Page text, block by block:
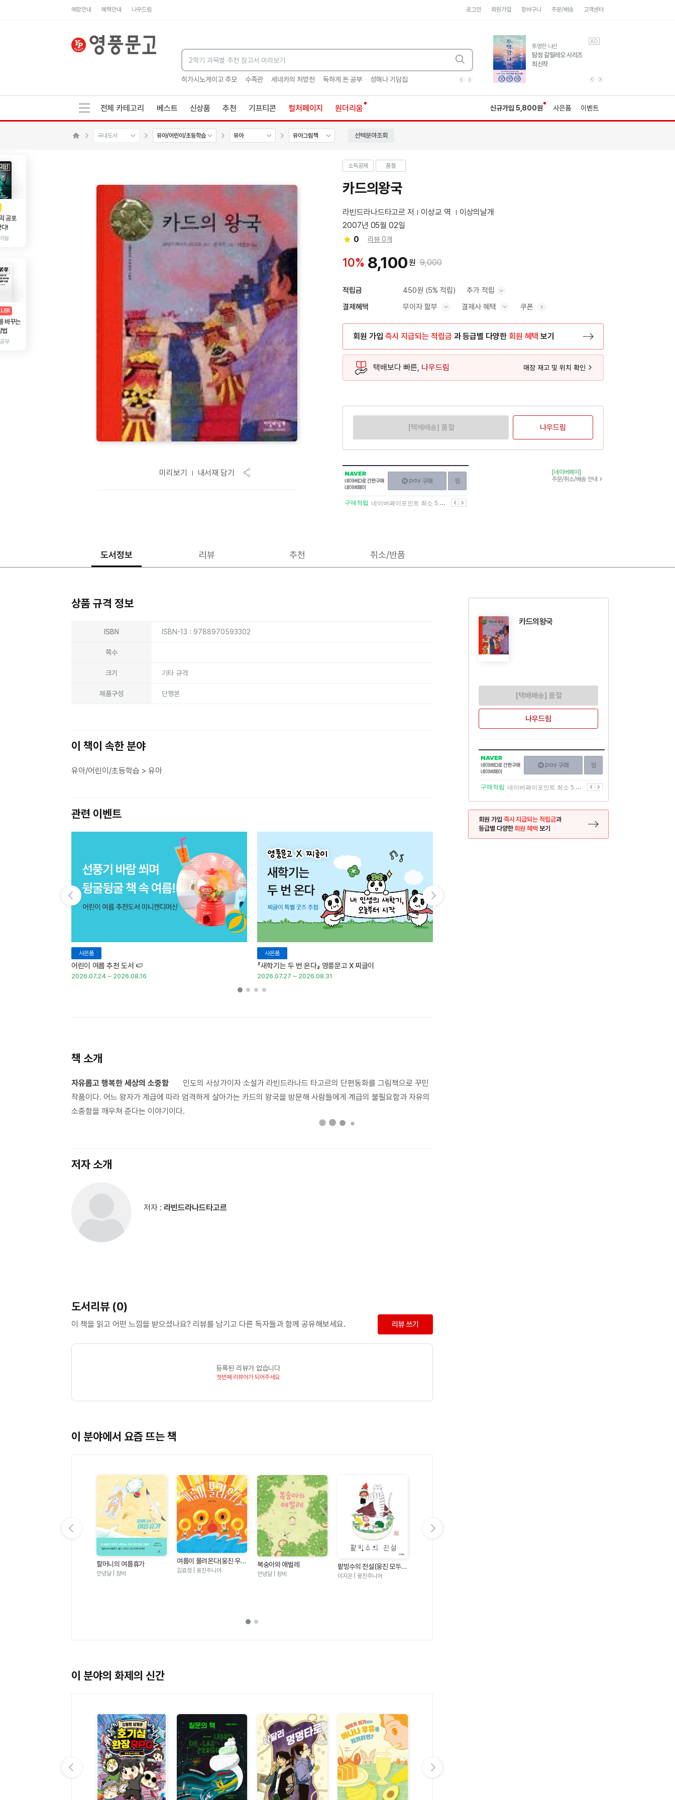
매장안내 혜택안내 나우드림 로그인 회원가입 장바구니 주문/배송 고객센터
히가시노게이고 추모 수족관 세네카의 처방전 독하게 돈 공부 성해나 기담집 히가시노게이고 추모 수족관 독하게 돈 공부
유럽 도시 기행3
풍성한 서사와 인문학적
통찰!
AD
투명한 나선
탐정 갈릴레오 시리즈
최신작
AD
전체 카테고리 베스트 신상품 추천 기프티콘 컬처페이지 원더리움 신규가입 5,800원 사은품 이벤트
국내도서 유아/어린이/초등학습 유아 유아그림책 선택분야조회
AD
공포
다!
늘
AD
바꾸는
법
부
미리보기 내서재 담기
소득공제 품절
카드의왕국
라빈드라나드타고르 저 이상교 역
이상의날개
2007년 05월 02일
0
리뷰 0개
10% 8,100원 9,000
적립금 450원 (5% 적립) 추가 적립
결제혜택 무이자 할부 결제사 혜택 쿠폰
회원 가입 즉시 지급되는 적립금 과 등급별 다양한 회원 혜택 보기
택배보다 빠른, 나우드림 매장 재고 및 위치 확인
[택배배송] 품절 나우드림
NAVER
네이버
ID로
간편구매
네이버페이
구매하기
이전
구매적립 네이버페이포인트 최소 5.5% 적립 다음
[네이버페이]
주문/취소/배송 안내
도서정보 리뷰 추천 취소/반품
상품 규격 정보
ISBN ISBN-13 : 9788970593302
쪽수
크기 기타 규격
제품구성 단행본
이 책이 속한 분야
유아/어린이/초등학습 > 유아
관련 이벤트
사은품
어린이 여름 추천 도서 🍉
2026.07.24 ~ 2026.08.16
사은품
『새학기는 두 번 온다』 영풍문고 X 찌글이
2026.07.27 ~ 2026.08.31
책 소개
자유롭고 행복한 세상의 소중함 인도의 사상가이자 소설가 라빈드라나드 타고르의 단편동화를 그림책으로 꾸민
작품이다. 어느 왕자가 계급에 따라 엄격하게 살아가는 카드의 왕국을 방문해 사람들에게 계급의 불필요함과 자유의
소중함을 깨우쳐 준다는 이야기이다.
저자 소개
저자 : 라빈드라나드타고르
도서리뷰 (0)
이 책을 읽고 어떤 느낌을 받으셨나요? 리뷰를 남기고 다른 독자들과 함께 공유해보세요. 리뷰 쓰기
등록된 리뷰가 없습니다
첫번째 리뷰어가 되어주세요
이 분야에서 요즘 뜨는 책
할머니의 여름휴가
안녕달 | 창비
여름이 몰려온다(웅진 우리
그림책 123)
김효정 | 웅진주니어
복숭아와 애벌레
안녕달 | 창비
팥빙수의 전설(웅진 모두의
그림책 21)
이지은 | 웅진주니어
이 분야의 화제의 신간
카드의왕국
[택배배송] 품절
나우드림
NAVER
네이버
ID로
간편구매
네이버페이
구매하기
이전
구매적립 네이버페이포인트 최소 5.5% 적립 다음
회원 가입 즉시 지급되는 적립금과
등급별 다양한회원 혜택 보기